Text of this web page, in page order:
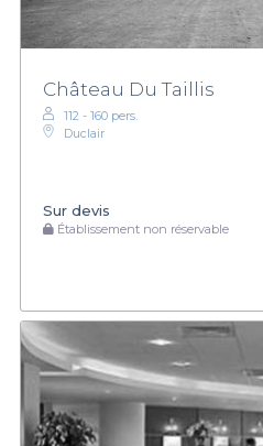
Château Du Taillis
112 - 160 pers.
Duclair
Sur devis
Établissement non réservable